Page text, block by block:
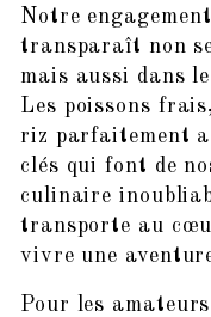
Notre
transparaît non
mais aussi dans
Les poissons
riz parfaitement
clés qui font de
culinaire
transporte au
vivre une
Pour les